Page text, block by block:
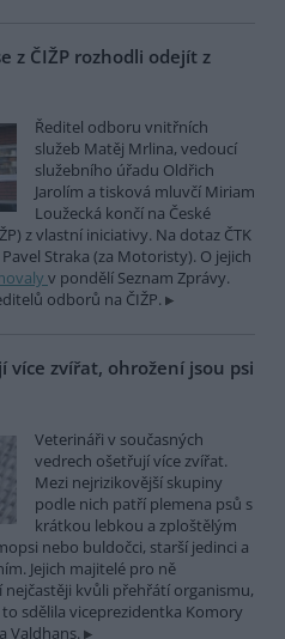
z ČIŽP rozhodli odejít z
Ředitel odboru vnitřních
služeb Matěj Mrlina, vedoucí
služebního úřadu Oldřich
Jarolím a tisková mluvčí Miriam
Loužecká končí na České
z vlastní iniciativy. Na dotaz ČTK
Straka (za Motoristy). O jejich
v pondělí Seznam Zprávy.
odborů na ČIŽP.
zvířat, ohrožení jsou psi
Veterináři v současných
vedrech ošetřují více zvířat.
Mezi nejrizikovější skupiny
podle nich patří plemena psů s
krátkou lebkou a zploštělým
nebo buldočci, starší jedinci a
Jejich majitelé pro ně
kvůli přehřátí organismu,
sdělila viceprezidentka Komory
Valdhans.